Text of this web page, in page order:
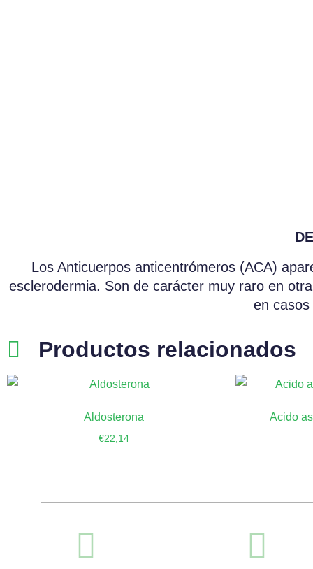
Los Anticuerpos anticentrómeros (ACA)
esclerodermia. Son de carácter muy raro en
en
Productos relacionados
Aldosterona
€22,14
Acido